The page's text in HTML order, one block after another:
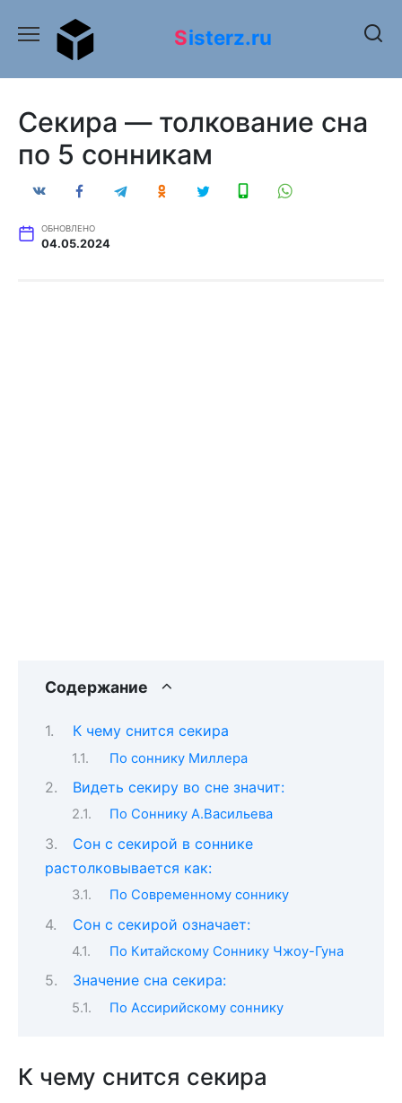
содержанию
Sisterz.ru
Секира — толкование сна
по 5 сонникам
ОБНОВЛЕНО
04.05.2024
Содержание
К чему снится секира
По соннику Миллера
Видеть секиру во сне значит:
По Соннику А.Васильева
Сон c секирой в соннике
растолковывается как:
По Современному соннику
Сон с секирой означает:
По Китайскому Соннику Чжоу-Гуна
Значение сна секира:
По Ассирийскому соннику
К чему снится секира